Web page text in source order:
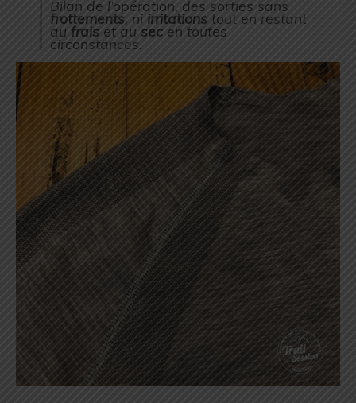
Bilan de l’opération, des sorties sans
frottements, ni irritations tout en restant
au frais et au sec en toutes
circonstances.